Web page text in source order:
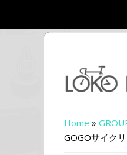
Home »
GOGOサイク